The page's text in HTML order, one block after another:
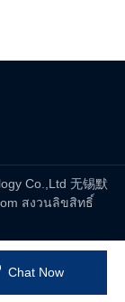
Co.,Ltd 无锡默
สงวนลิขสิทธิ์
Chat Now